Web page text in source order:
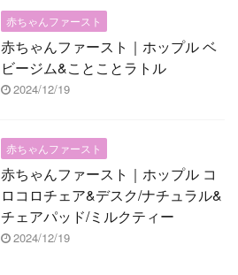
赤ちゃんファースト
赤ちゃんファースト｜ホップル ベ
ビージム&ことことラトル
2024/12/19
赤ちゃんファースト
赤ちゃんファースト｜ホップル コ
ロコロチェア&デスク/ナチュラル&
チェアパッド/ミルクティー
2024/12/19